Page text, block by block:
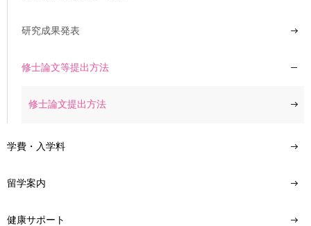
研究成果発表
修士論文等提出方法
修士論文提出方法
学費・入学料
留学案内
健康サポート